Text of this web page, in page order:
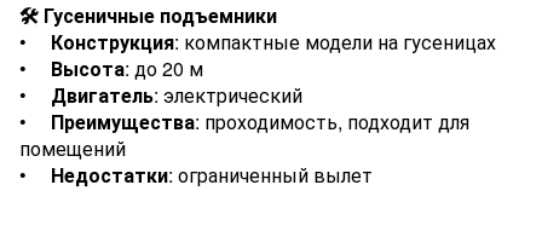
🛠️ Гусеничные подъемники
• Конструкция: компактные модели на гусеницах
• Высота: до 20 м
• Двигатель: электрический
• Преимущества: проходимость, подходит для
помещений
• Недостатки: ограниченный вылет